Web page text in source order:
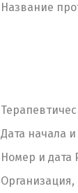
Название
Дата начала
Номер и дата